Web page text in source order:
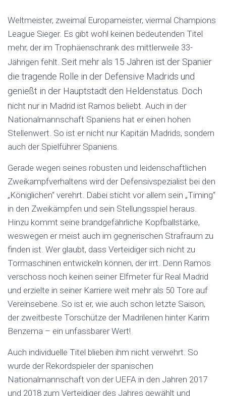
Weltmeister, zweimal Europameister, viermal Champions
League Sieger. Es gibt wohl keinen bedeutenden Titel
mehr, der im Trophäenschrank des mittlerweile 33-
Jährigen fehlt. Seit mehr als 15 Jahren ist der Spanier
die tragende Rolle in der Defensive Madrids und
genießt in der Hauptstadt den Heldenstatus. Doch
nicht nur in Madrid ist Ramos beliebt. Auch in der
Nationalmannschaft Spaniens hat er einen hohen
Stellenwert. So ist er nicht nur Kapitän Madrids, sondern
auch der Spielführer Spaniens.
Gerade wegen seines robusten und leidenschaftlichen
Zweikampfverhaltens wird der Defensivspezialist bei den
„Königlichen“ verehrt. Dabei sticht vor allem sein „Timing“
in den Zweikämpfen und sein Stellungsspiel heraus.
Hinzu kommt seine brandgefährliche Kopfballstärke,
weswegen er meist auch im gegnerischen Strafraum zu
finden ist. Wer glaubt, dass Verteidiger sich nicht zu
Tormaschinen entwickeln können, der irrt. Denn Ramos
verschoss noch keinen seiner Elfmeter für Real Madrid
und erzielte in seiner Karriere weit mehr als 50 Tore auf
Vereinsebene. So ist er, wie auch schon letzte Saison,
der zweitbeste Torschütze der Madrilenen hinter Karim
Benzema – ein unfassbarer Wert!
Auch individuelle Titel blieben ihm nicht verwehrt. So
wurde der Rekordspieler der spanischen
Nationalmannschaft von der UEFA in den Jahren 2017
und 2018 zum Verteidiger des Jahres gewählt und